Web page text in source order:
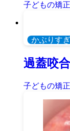
子どもの矯正
かぶりす
過蓋咬
子どもの矯正